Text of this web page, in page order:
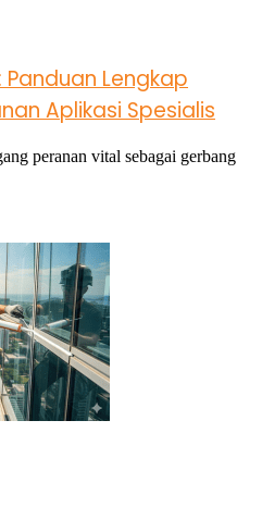
Panduan Lengkap
Aplikasi Spesialis
peranan vital sebagai gerbang